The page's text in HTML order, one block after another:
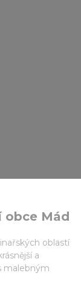
obce Mád
oblastí
a
malebným